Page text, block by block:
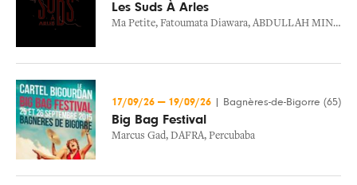
Les Suds À Arles
Ma Petite, Fatoumata Diawara, ABDULLAH MINIAWY TRIO
17/09/26 — 19/09/26 Bagnères-de-Bigorre (65)
Big Bag Festival
Marcus Gad, DAFRA, Percubaba